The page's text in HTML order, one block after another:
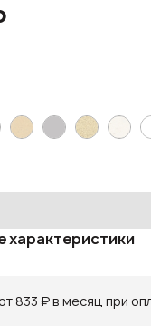
характеристики
от 833 ₽ в месяц при